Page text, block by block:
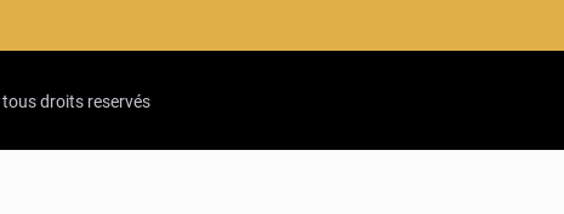
tous droits reservés